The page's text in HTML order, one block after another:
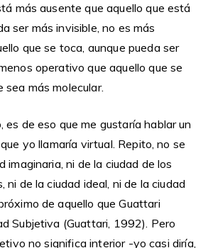
más ausente que aquello que está
ser más invisible, no es más
que se toca, aunque pueda ser
operativo que aquello que se
sea más molecular.
es de eso que me gustaría hablar un
yo llamaría virtual. Repito, no se
imaginaria, ni de la ciudad de los
ni de la ciudad ideal, ni de la ciudad
de aquello que Guattari
Subjetiva (Guattari, 1992). Pero
no significa interior -yo casi diría,